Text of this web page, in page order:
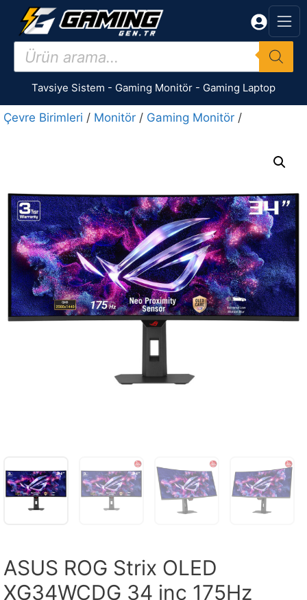
İçeriğe
Products
search
Tavsiye Sistem - Gaming Monitör - Gaming Laptop
Çevre Birimleri / Monitör / Gaming Monitör /
ASUS ROG Strix OLED
XG34WCDG 34 inç 175Hz